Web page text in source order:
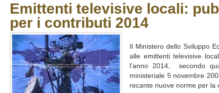
Emittenti televisive locali:
per i contributi 2014
Il Ministero dello Sviluppo
alle emittenti televisive
l'anno 2014, secondo
ministeriale 5 novembre
recante nuove norme per la